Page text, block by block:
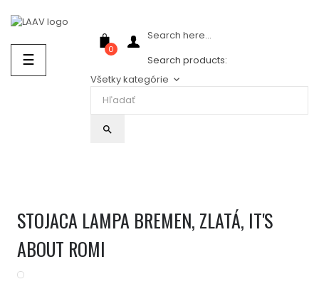
Prepnúť
navigáciu
☰
0
Search here...
Search products:
Všetky kategórie keyboard_arrow_down
search
STOJACA LAMPA BREMEN, ZLATÁ, IT'S
ABOUT ROMI